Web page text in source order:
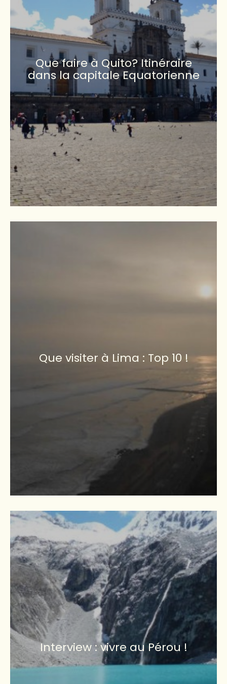
Que faire à Quito? Itinéraire
dans la capitale Equatorienne
Que visiter à Lima : Top 10 !
Interview : vivre au Pérou !